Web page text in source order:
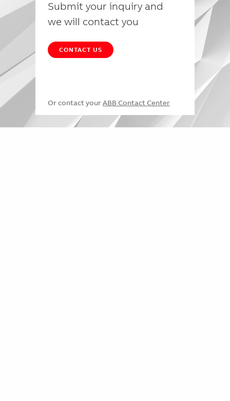
Submit your inquiry and
we will contact you
CONTACT US
Or contact your ABB Contact Center